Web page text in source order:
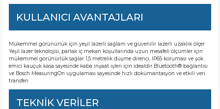
KULLANICI AVANTAJLARI
Mükemmel görünürlük için yeşil lazerli sağlam ve güvenilir lazerli uzaklık ölçer
Yeşil lazer teknolojisi, parlak iç mekan koşullarında uzun mesafeli ölçümler için
mükemmel görünürlük sağlar 1,5 metrelik düşme direnci, IP65 koruması ve şok
emici kauçuk kasa sayesinde kaba inşaat işleri için idealdir Bluetooth® bağlantısı
ve Bosch MeasuringOn uygulaması sayesinde hızlı dokümantasyon ve etkili veri
transferi
TEKNİK VERİLER